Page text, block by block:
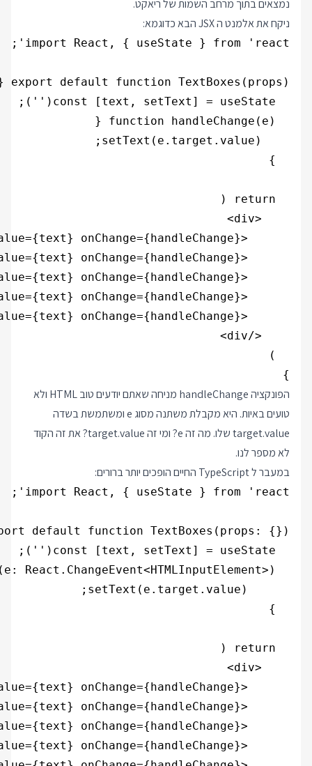
נמצאים בתוך מרחב השמות של ריאקט.
ניקח את אלמנט ה JSX הבא כדוגמא:
}
הפונקציה handleChange מניחה שאתם יודעים טוב HTML ולא
טועים באיות. היא מקבלת משתנה מסוג e ומשתמשת בשדה
target.value שלו. מה זה e? ומי זה target.value? את זה הקוד
לא מספר לנו.
במעבר ל TypeScript החיים הופכים יותר ברורים: